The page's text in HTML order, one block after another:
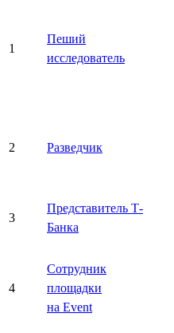
1
Пеший
исследователь
2 Разведчик
3
Представитель Т-
Банка
4
Сотрудник
площадки
на Event